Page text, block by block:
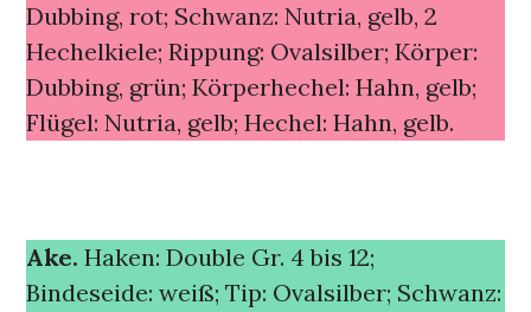
Dubbing, rot; Schwanz: Nutria, gelb, 2
Hechelkiele; Rippung: Ovalsilber; Körper:
Dubbing, grün; Körperhechel: Hahn, gelb;
Flügel: Nutria, gelb; Hechel: Hahn, gelb.
Ake. Haken: Double Gr. 4 bis 12;
Bindeseide: weiß; Tip: Ovalsilber; Schwanz: